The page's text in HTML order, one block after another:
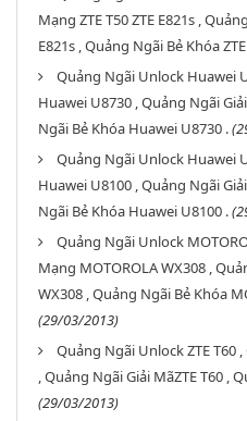
Mạng ZTE T50 ZTE E821s ,
E821s , Quảng Ngãi Bẻ Khóa
Quảng Ngãi Unlock Huawei
Huawei U8730 , Quảng Ngãi
Ngãi Bẻ Khóa Huawei U8730 .
Quảng Ngãi Unlock Huawei
Huawei U8100 , Quảng Ngãi
Ngãi Bẻ Khóa Huawei U8100 .
Quảng Ngãi Unlock
Mạng MOTOROLA WX308 ,
WX308 , Quảng Ngãi Bẻ Khóa
(29/03/2013)
Quảng Ngãi Unlock ZTE T60
, Quảng Ngãi Giải MãZTE T60 ,
(29/03/2013)